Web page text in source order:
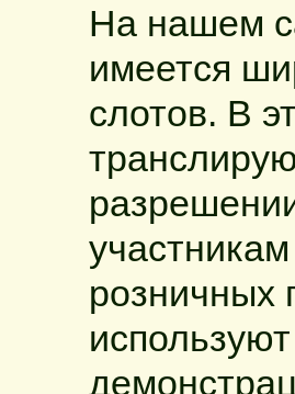
На нашем
имеется
слотов. В
розничных